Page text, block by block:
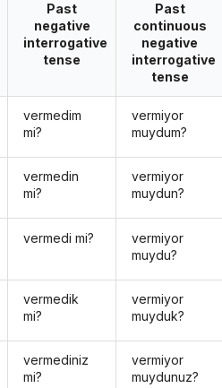
Past
negative
interrogative
tense
vermedim
mi?
vermedin
mi?
vermedi mi?
vermedik
mi?
vermediniz
mi?
Past
continuous
negative
interrogative
tense
vermiyor
muydum?
vermiyor
muydun?
vermiyor
muydu?
vermiyor
muyduk?
vermiyor
muydunuz?